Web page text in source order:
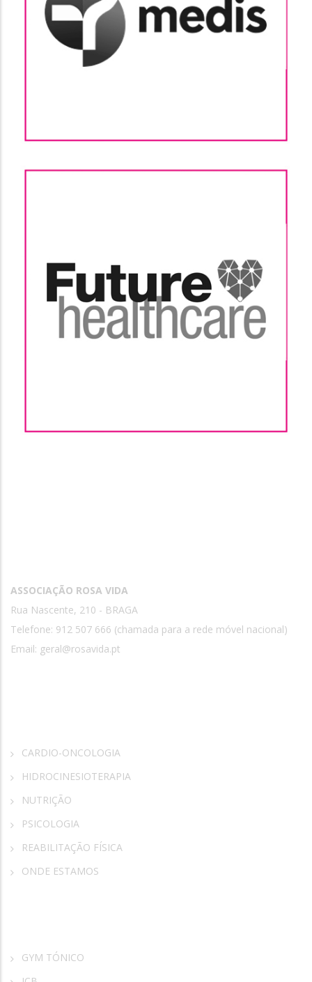
ASSOCIAÇÃO ROSA VIDA
Rua Nascente, 210 - BRAGA
Telefone: 912 507 666 (chamada para a rede móvel nacional)
Email: geral@rosavida.pt
CARDIO-ONCOLOGIA
HIDROCINESIOTERAPIA
NUTRIÇÃO
PSICOLOGIA
REABILITAÇÃO FÍSICA
ONDE ESTAMOS
GYM TÓNICO